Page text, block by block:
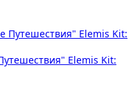
Elemis Kit: